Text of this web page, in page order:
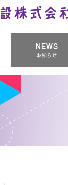
NEWS
お知らせ